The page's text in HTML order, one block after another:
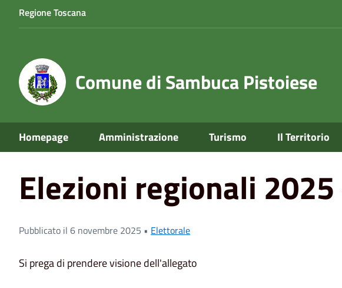
Regione Toscana
Comune di Sambuca Pistoiese
Homepage Amministrazione Turismo Il Territorio
Home News Elezioni regionali 2025 - candidati eletti
Elezioni regionali
Pubblicato il 6 novembre 2025 • Elettorale
Si prega di prendere visione dell'allegato